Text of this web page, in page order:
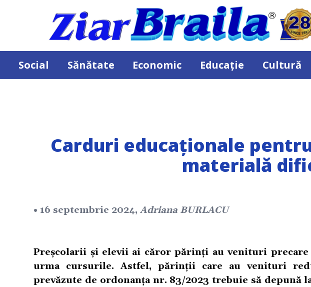
Social Sănătate Economic Educație Cultură
Carduri educaționale
materială
• 16 septembrie 2024,Adriana BURLACU
Preșcolarii și elevii ai căror părinți au venituri
urma cursurile. Astfel, părinții care au venituri
prevăzute de ordonanța nr. 83/2023 trebuie să depună